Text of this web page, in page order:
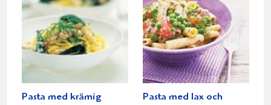
Pasta med krämig
Pasta med lax och